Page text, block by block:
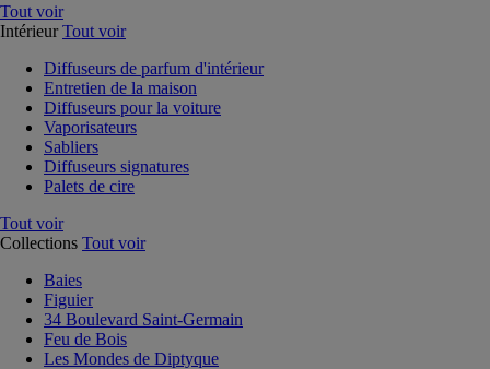
Tout voir
Intérieur Tout voir
Diffuseurs de parfum d'intérieur
Entretien de la maison
Diffuseurs pour la voiture
Vaporisateurs
Sabliers
Diffuseurs signatures
Palets de cire
Tout voir
Collections Tout voir
Baies
Figuier
34 Boulevard Saint-Germain
Feu de Bois
Les Mondes de Diptyque